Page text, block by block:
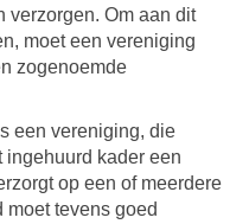
verzorgen. Om aan dit
moet een vereniging
zogenoemde
een vereniging, die
ingehuurd kader een
op een of meerdere
tevens goed